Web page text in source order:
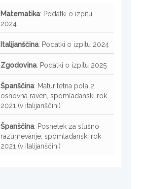
Matematika: Podatki o izpitu
2024
Italijanščina: Podatki o izpitu 2024
Zgodovina: Podatki o izpitu 2025
Španščina: Maturitetna pola 2,
osnovna raven, spomladanski rok
2021 (v italijanščini)
Španščina: Posnetek za slušno
razumevanje, spomladanski rok
2021 (v italijanščini)